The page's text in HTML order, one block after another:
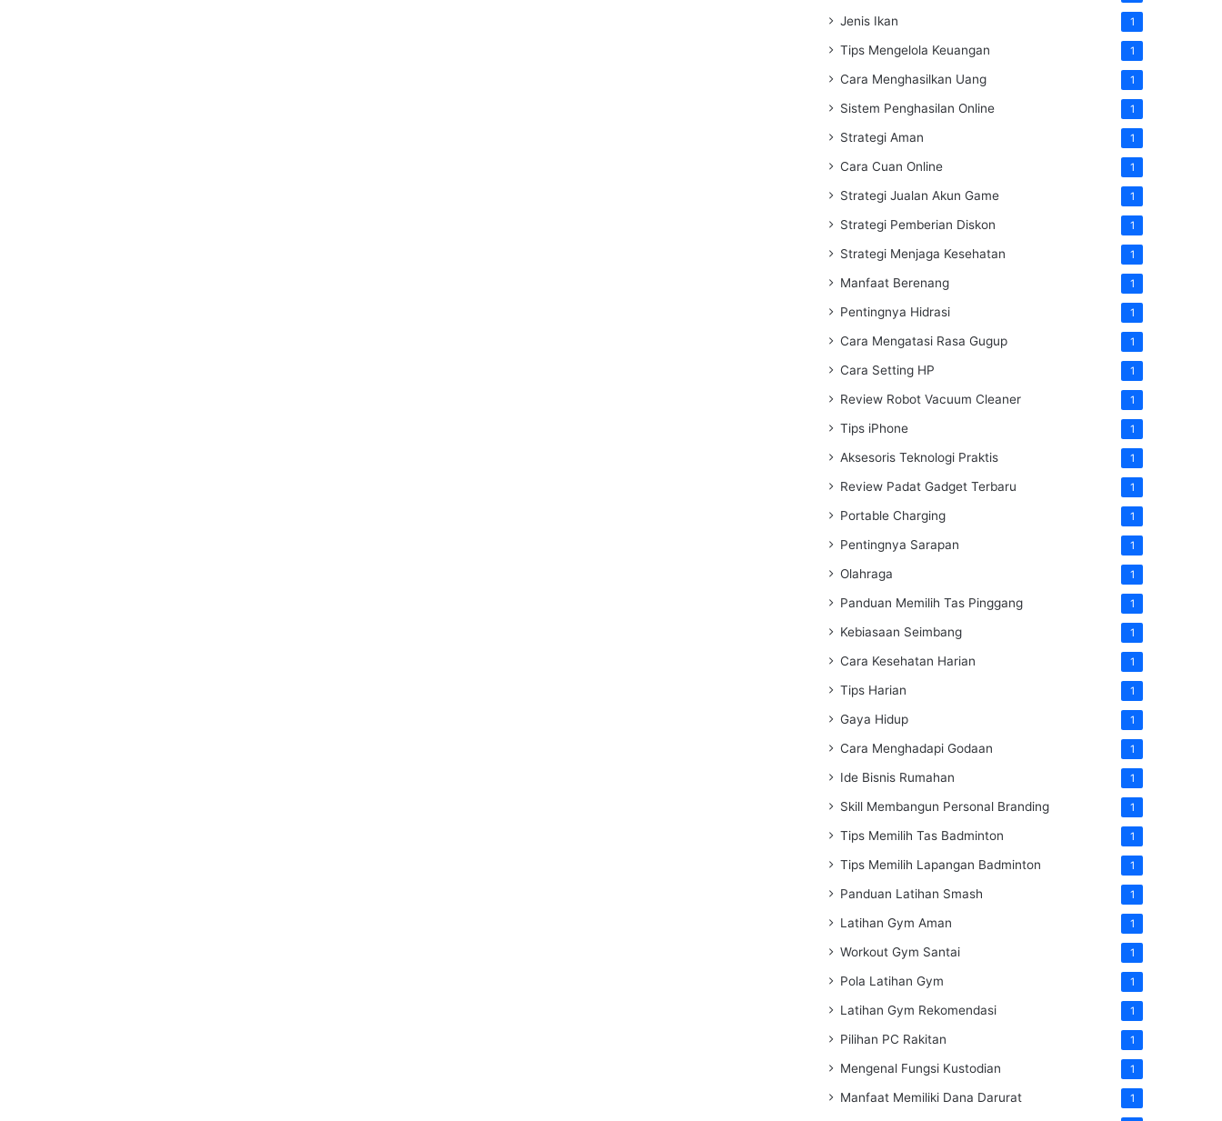
Jenis Ikan 1
Tips Mengelola Keuangan 1
Cara Menghasilkan Uang 1
Sistem Penghasilan Online 1
Strategi Aman 1
Cara Cuan Online 1
Strategi Jualan Akun Game 1
Strategi Pemberian Diskon 1
Strategi Menjaga Kesehatan 1
Manfaat Berenang 1
Pentingnya Hidrasi 1
Cara Mengatasi Rasa Gugup 1
Cara Setting HP 1
Review Robot Vacuum Cleaner 1
Tips iPhone 1
Aksesoris Teknologi Praktis 1
Review Padat Gadget Terbaru 1
Portable Charging 1
Pentingnya Sarapan 1
Olahraga 1
Panduan Memilih Tas Pinggang 1
Kebiasaan Seimbang 1
Cara Kesehatan Harian 1
Tips Harian 1
Gaya Hidup 1
Cara Menghadapi Godaan 1
Ide Bisnis Rumahan 1
Skill Membangun Personal Branding 1
Tips Memilih Tas Badminton 1
Tips Memilih Lapangan Badminton 1
Panduan Latihan Smash 1
Latihan Gym Aman 1
Workout Gym Santai 1
Pola Latihan Gym 1
Latihan Gym Rekomendasi 1
Pilihan PC Rakitan 1
Mengenal Fungsi Kustodian 1
Manfaat Memiliki Dana Darurat 1